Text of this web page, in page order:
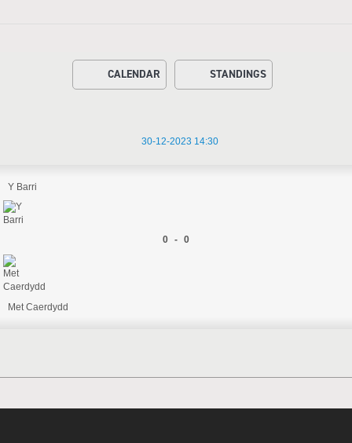
CALENDAR STANDINGS
30-12-2023 14:30
Y Barri
0 - 0
Met Caerdydd